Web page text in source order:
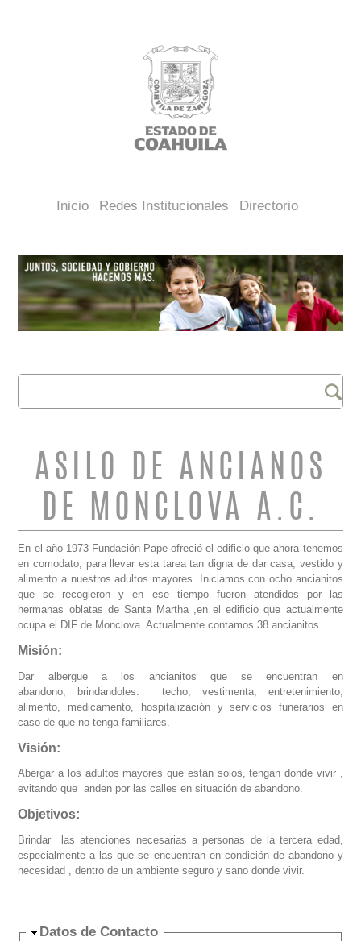
Inicio Redes Institucionales Directorio
FORMULARIO DE
BÚSQUEDA
Buscar
ASILO DE ANCIANOS
DE MONCLOVA A.C.
En el año 1973 Fundación Pape ofreció el edificio que ahora tenemos
en comodato, para llevar esta tarea tan digna de dar casa, vestido y
alimento a nuestros adultos mayores. Iniciamos con ocho ancianitos
que se recogieron y en ese tiempo fueron atendidos por las
hermanas oblatas de Santa Martha ,en el edificio que actualmente
ocupa el DIF de Monclova. Actualmente contamos 38 ancianitos.
Misión:
Dar albergue a los ancianitos que se encuentran en
abandono, brindandoles: techo, vestimenta, entretenimiento,
alimento, medicamento, hospitalización y servicios funerarios en
caso de que no tenga familiares.
Visión:
Abergar a los adultos mayores que están solos, tengan donde vivir ,
evitando que anden por las calles en situación de abandono.
Objetivos:
Brindar las atenciones necesarias a personas de la tercera edad,
especialmente a las que se encuentran en condición de abandono y
necesidad , dentro de un ambiente seguro y sano donde vivir.
Ocultar
Datos de Contacto